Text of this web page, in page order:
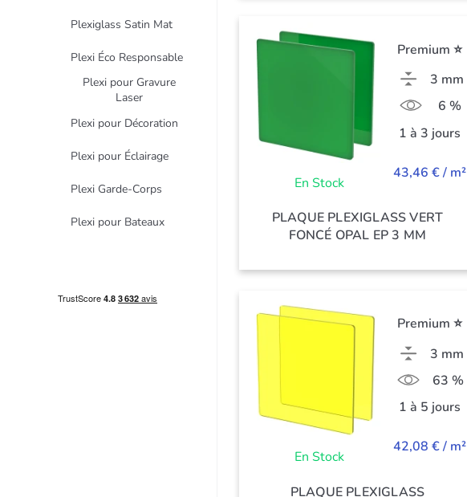
Plexiglass Satin Mat
Plexi Éco Responsable
Plexi pour Gravure
Laser
Plexi pour Décoration
Plexi pour Éclairage
Plexi Garde-Corps
Plexi pour Bateaux
En Stock
Premium ⭐
3 mm
6 %
1 à 3 jours
43,46 € / m²
PLAQUE PLEXIGLASS VERT
FONCÉ OPAL EP 3 MM
En Stock
Premium ⭐
3 mm
63 %
1 à 5 jours
42,08 € / m²
PLAQUE PLEXIGLASS